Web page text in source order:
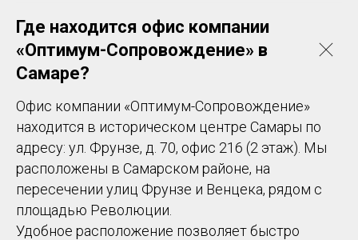
Где находится офис компании
«Оптимум-Сопровождение» в
Самаре?
Офис компании «Оптимум-Сопровождение»
находится в историческом центре Самары по
адресу: ул. Фрунзе, д. 70, офис 216 (2 этаж). Мы
расположены в Самарском районе, на
пересечении улиц Фрунзе и Венцека, рядом с
площадью Революции.
Удобное расположение позволяет быстро